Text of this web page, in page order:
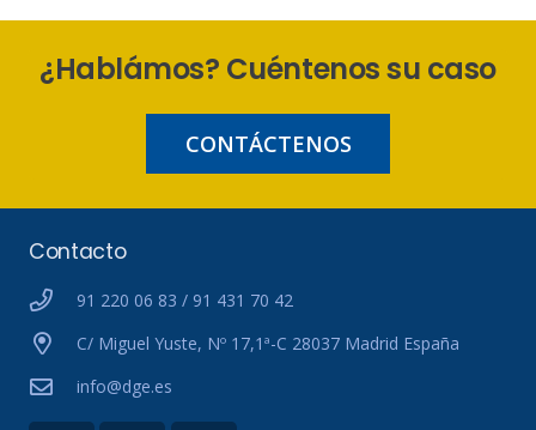
¿Hablámos? Cuéntenos su caso
CONTÁCTENOS
Contacto
91 220 06 83 / 91 431 70 42
C/ Miguel Yuste, Nº 17,1ª-C 28037 Madrid España
info@dge.es